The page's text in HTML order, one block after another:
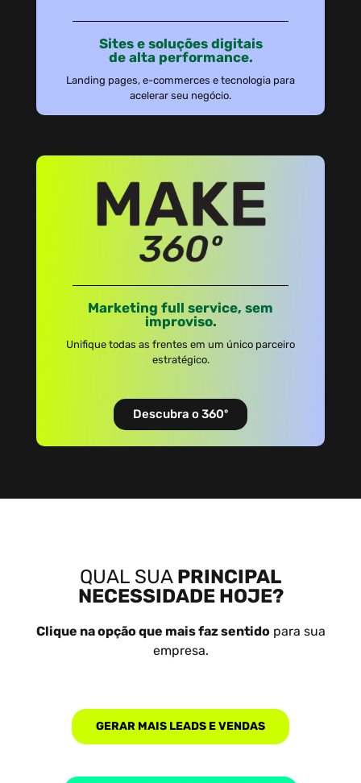
Sites e soluções digitais
de alta performance.
Landing pages, e-commerces e tecnologia para
acelerar seu negócio.
Marketing full service, sem
improviso.
Unifique todas as frentes em um único parceiro
estratégico.
Descubra o 360º
QUAL SUA PRINCIPAL
NECESSIDADE HOJE?
Clique na opção que mais faz sentidopara sua
empresa.
GERAR MAIS LEADS E VENDAS